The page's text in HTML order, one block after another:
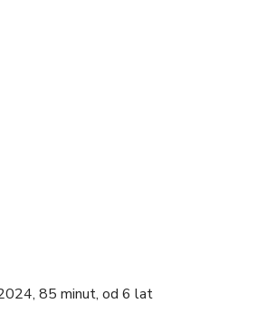
85 minut, od 6 lat